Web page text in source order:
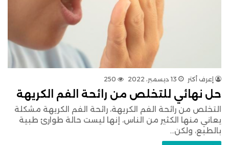
إعرف أكتر 13 ديسمبر، 2022 250
حل نهائي للتخلص من رائحة الفم الكريهة
التخلص من رائحة الفم الكريهة، رائحة الفم الكريهة مشكلة
يعاني منها الكثير من الناس، إنها ليست حالة طوارئ طبية
بالطبع، ولكن…